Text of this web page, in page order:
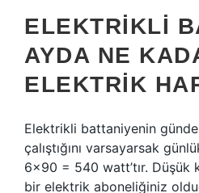
ELEKTRIKLI
AYDA NE
ELEKTRIK
Elektrikli battaniyenin
çalıştığını varsayarsak
6×90 = 540 watt’tır. Düşük
bir elektrik aboneliğiniz